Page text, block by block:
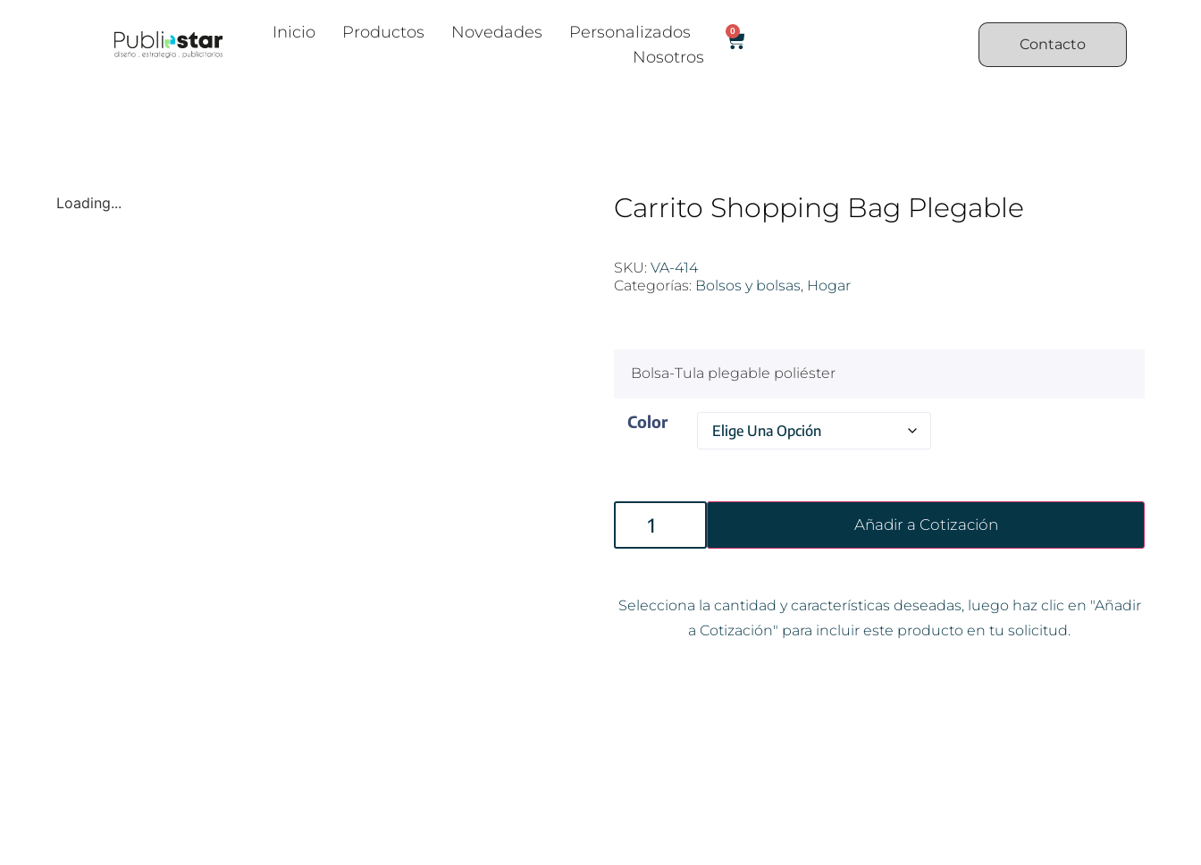
Inicio Productos Novedades
Personalizados
Nosotros
0
Contacto
Loading... Carrito Shopping Bag Plegable
SKU: VA-414
Categorías: Bolsos y bolsas, Hogar
Bolsa-Tula plegable poliéster
Color
Añadir a Cotización
Selecciona la cantidad y características deseadas, luego haz clic en "Añadir
a Cotización" para incluir este producto en tu solicitud.